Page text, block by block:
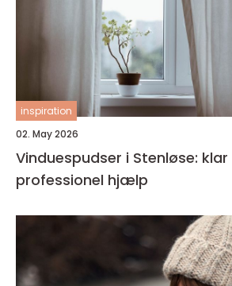
inspiration
02. May 2026
Vinduespudser i Stenløse:
professionel hjælp